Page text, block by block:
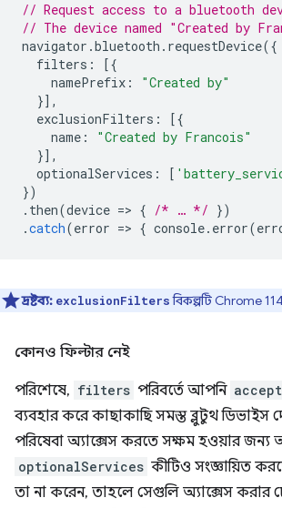
// Request access to a bluetooth
// The device named "Created by
navigator .bluetooth . requestDevice({
filters :
[{
namePrefix :
"Created by"
}],
exclusionFilters :
[{
name :
"Created by Francois"
}],
optionalServices : [
})
. then(device => { /* … */ })
.catch(error => { console. error(
দ্রষ্টব্য: exclusionFiltersবিকল্পটি Chrome
কোনও ফিল্টার নেই
পরিশেষে, filters পরিবর্তে আপনি
ব্যবহার করে কাছাকাছি সমস্ত ব্লুটুথ ডিভাইস
পরিষেবা অ্যাক্সেস করতে সক্ষম হওয়ার
optionalServices কীটিও সংজ্ঞায়িত
তা না করেন, তাহলে সেগুলি অ্যাক্সেস করার